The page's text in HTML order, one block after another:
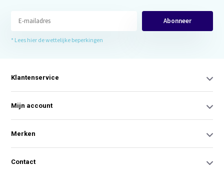
Abonneer
* Lees hier de wettelijke beperkingen
Klantenservice
Mijn account
Merken
Contact